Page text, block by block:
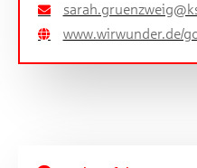
www.wirwunder.de/